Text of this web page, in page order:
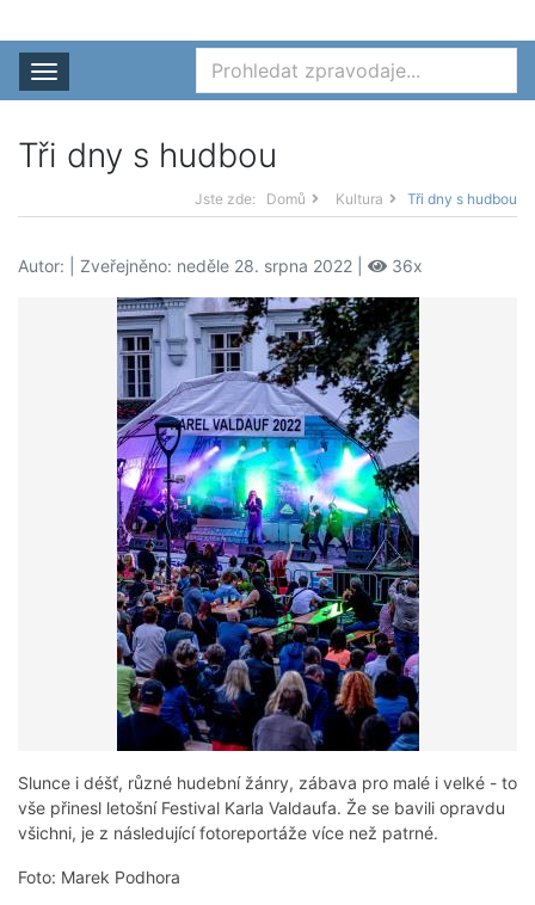
Rozbalit nabídku
Tři dny s hudbou
Jste zde: Domů Kultura Tři dny s hudbou
Autor: | Zveřejněno: neděle 28. srpna 2022 | 36x
Slunce i déšť, různé hudební žánry, zábava pro malé i velké - to
vše přinesl letošní Festival Karla Valdaufa. Že se bavili opravdu
všichni, je z následující fotoreportáže více než patrné.
Foto: Marek Podhora